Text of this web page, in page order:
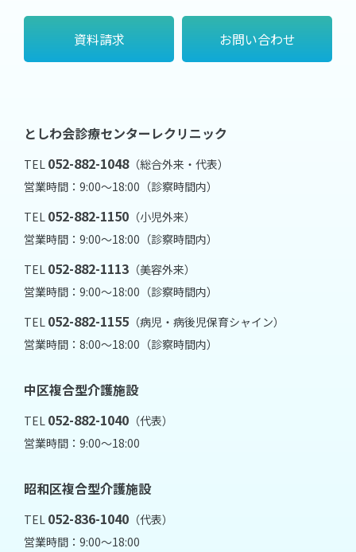
資料請求 お問い合わせ
としわ会診療センターレクリニック
TEL 052-882-1048（総合外来・代表）
営業時間：9:00～18:00（診察時間内）
TEL 052-882-1150 （小児外来）
営業時間：9:00～18:00（診察時間内）
TEL 052-882-1113 （美容外来）
営業時間：9:00～18:00（診察時間内）
TEL 052-882-1155 （病児・病後児保育シャイン）
営業時間：8:00～18:00（診察時間内）
中区複合型介護施設
TEL 052-882-1040 （代表）
営業時間：9:00～18:00
昭和区複合型介護施設
TEL 052-836-1040 （代表）
営業時間：9:00～18:00